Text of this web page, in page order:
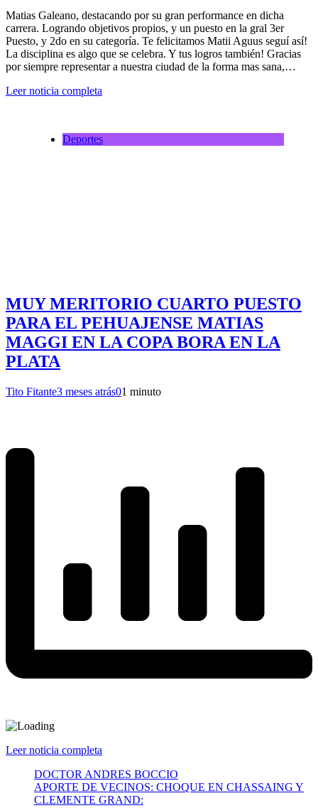
Matias Galeano, destacando por su gran performance en dicha
carrera. Logrando objetivos propios, y un puesto en la gral 3er
Puesto, y 2do en su categoría. Te felicitamos Matii Aguus seguí así!
La disciplina es algo que se celebra. Y tus logros también! Gracias
por siempre representar a nuestra ciudad de la forma mas sana,…
Leer noticia completa
Deportes
MUY MERITORIO CUARTO PUESTO
PARA EL PEHUAJENSE MATIAS
MAGGI EN LA COPA BORA EN LA
PLATA
Tito Fitante3 meses atrás01 minuto
Leer noticia completa
DOCTOR ANDRES BOCCIO
APORTE DE VECINOS: CHOQUE EN CHASSAING Y
CLEMENTE GRAND: